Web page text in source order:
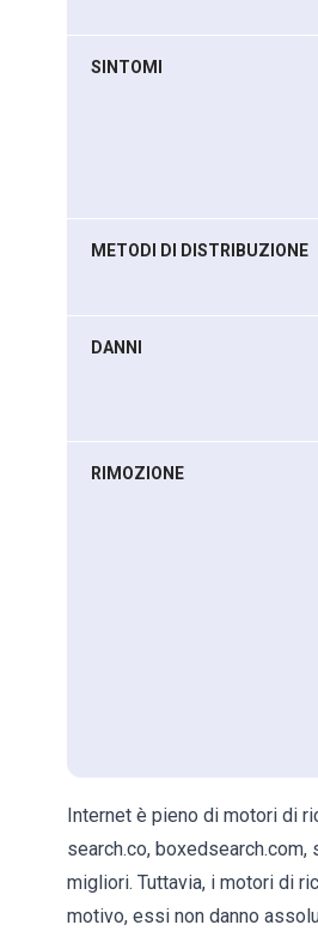
SINTOMI
METODI DI DISTRIBUZIONE
DANNI
RIMOZIONE
Internet è pieno di motori di
search.co,
migliori. Tuttavia, i motori di
motivo, essi non danno